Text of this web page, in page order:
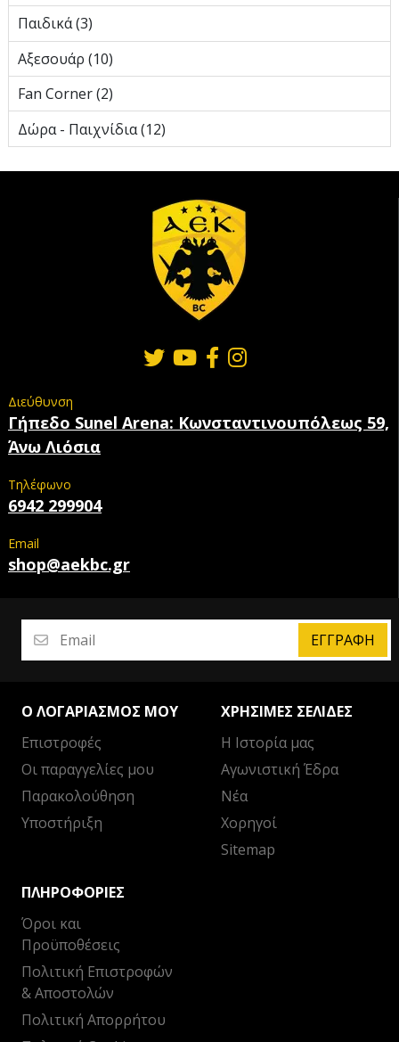
Παιδικά (3)
Αξεσουάρ (10)
Fan Corner (2)
Δώρα - Παιχνίδια (12)
Διεύθυνση
Γήπεδο Sunel Arena: Κωνσταντινουπόλεως 59,
Άνω Λιόσια
Τηλέφωνο
6942 299904
Email
shop@aekbc.gr
ΕΓΓΡΑΦΉ
Ο ΛΟΓΑΡΙΑΣΜΌΣ ΜΟΥ
Επιστροφές
Οι παραγγελίες μου
Παρακολούθηση
Υποστήριξη
ΧΡΉΣΙΜΕΣ ΣΕΛΊΔΕΣ
Η Ιστορία μας
Αγωνιστική Έδρα
Νέα
Χορηγοί
Sitemap
ΠΛΗΡΟΦΟΡΊΕΣ
Όροι και
Προϋποθέσεις
Πολιτική Επιστροφών
& Αποστολών
Πολιτική Απορρήτου